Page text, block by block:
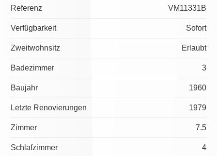
Referenz VM11331B
Verfügbarkeit Sofort
Zweitwohnsitz Erlaubt
Badezimmer 3
Baujahr 1960
Letzte Renovierungen 1979
Zimmer 7.5
Schlafzimmer 4